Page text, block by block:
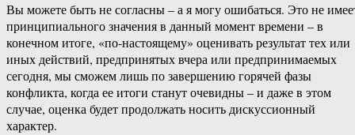
Вы можете быть не согласны – а я могу ошибаться. Это не
принципиального значения в данный момент времени – в
конечном итоге, «по-настоящему» оценивать результат тех или
иных действий, предпринятых вчера или предпринимаемых
сегодня, мы сможем лишь по завершению горячей фазы
конфликта, когда ее итоги станут очевидны – и даже в этом
случае, оценка будет продолжать носить дискуссионный
характер.